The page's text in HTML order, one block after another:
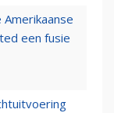
een fusie